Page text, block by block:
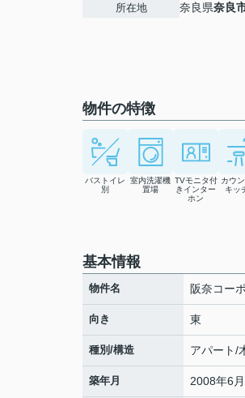
所在地 奈良県奈良
物件の特徴
バストイレ
別
室内洗濯機
置場
TVモニタ付
きインター
ホン
カウ
キッ
基本情報
物件名 阪奈コーポ
向き 東
種別/構造 アパート/
築年月 2008年6